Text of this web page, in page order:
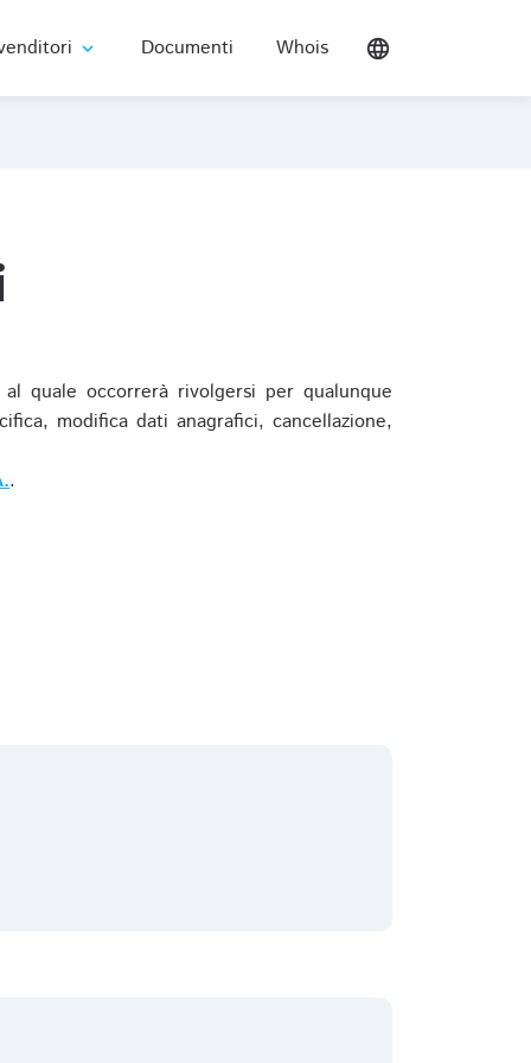
expand_more Documenti Whois language
quale occorrerà rivolgersi per qualunque
modifica dati anagrafici, cancellazione,
.